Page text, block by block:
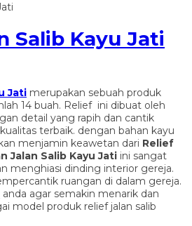
Salib Kayu Jati
Jati merupakan sebuah produk
14 buah. Relief ini dibuat oleh
detail yang rapih dan cantik
terbaik. dengan bahan kayu
menjamin keawetan dari Relief
Jalan Salib Kayu Jati ini sangat
menghiasi dinding interior gereja.
ruangan di dalam gereja.
anda agar semakin menarik dan
model produk relief jalan salib